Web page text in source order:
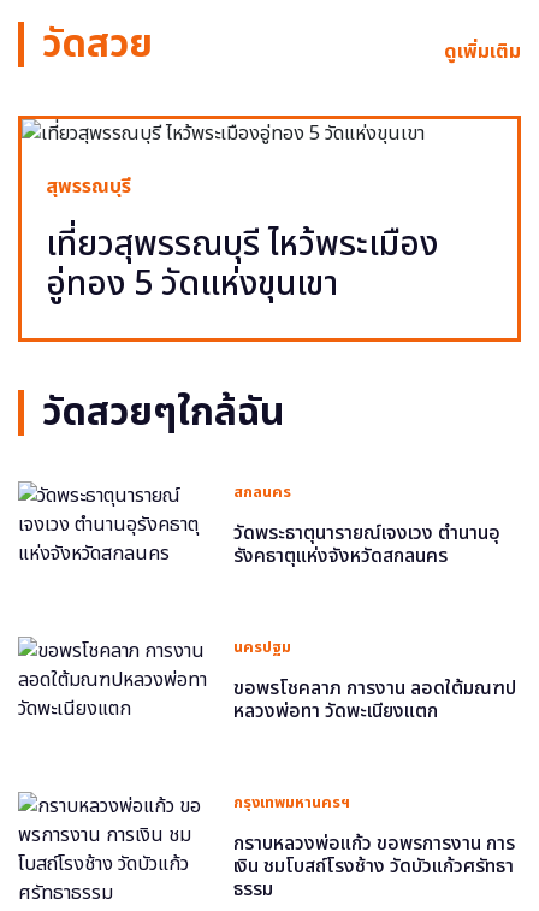
วัดสวย ดูเพิ่มเติม
สุพรรณบุรี
เที่ยวสุพรรณบุรี ไหว้พระเมือง
อู่ทอง 5 วัดแห่งขุนเขา
วัดสวยๆใกล้ฉัน
สกลนคร
วัดพระธาตุนารายณ์เจงเวง ตำนานอุ
รังคธาตุแห่งจังหวัดสกลนคร
นครปฐม
ขอพรโชคลาภ การงาน ลอดใต้มณฑป
หลวงพ่อทา วัดพะเนียงแตก
กรุงเทพมหานครฯ
กราบหลวงพ่อแก้ว ขอพรการงาน การ
เงิน ชมโบสถ์โรงช้าง วัดบัวแก้วศรัทธา
ธรรม